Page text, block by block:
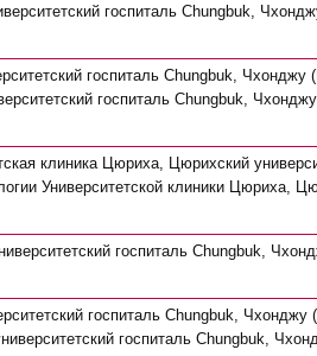
госпиталь Chungbuk,
госпиталь Chungbuk, Чхонджу
госпиталь Chungbuk,
клиника Цюриха, Цюрихский
Университетской клиники Цюриха,
госпиталь Chungbuk,
госпиталь Chungbuk, Чхонджу
госпиталь Chungbuk,